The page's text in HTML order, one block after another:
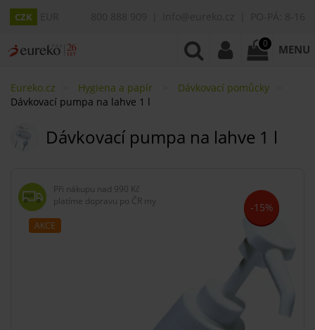
CZK
0 MENU
Eureko.cz Hygiena a papír
Dávkovací pomůcky
Dávkovací pumpa na lahve 1 l
Dávkovací pumpa na lahve 1 l
Při nákupu nad 990 Kč
platíme dopravu po ČR my
AKCE
-15%